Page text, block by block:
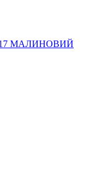
517 МАЛИНОВИЙ